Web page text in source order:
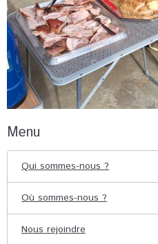
Menu
Qui sommes-nous ?
Où sommes-nous ?
Nous rejoindre